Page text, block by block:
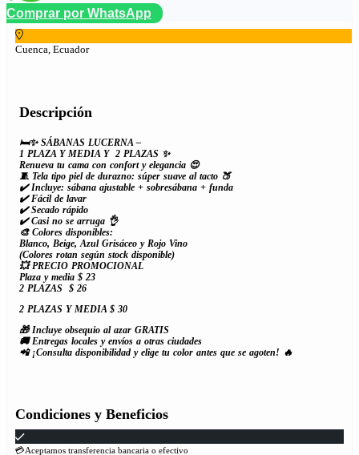
Comprar por WhatsApp
Cuenca, Ecuador
Descripción
🛏️✨ SÁBANAS LUCERNA –
1 PLAZA Y MEDIA Y 2 PLAZAS ✨
Renueva tu cama con confort y elegancia 😍
🧵 Tela tipo piel de durazno: súper suave al tacto 🍑
✔️ Incluye: sábana ajustable + sobresábana + funda
✔️ Fácil de lavar
✔️ Secado rápido
✔️ Casi no se arruga 👌
🎨 Colores disponibles:
Blanco, Beige, Azul Grisáceo y Rojo Vino
(Colores rotan según stock disponible)
💥 PRECIO PROMOCIONAL
Plaza y media $ 23
2 PLAZAS
$ 26
2 PLAZAS Y MEDIA $ 30
🎁 Incluye obsequio al azar GRATIS
🚚 Entregas locales y envíos a otras ciudades
📲 ¡Consulta disponibilidad y elige tu color antes que se agoten! 🔥
Condiciones y Beneficios
💳Aceptamos transferencia bancaria o efectivo